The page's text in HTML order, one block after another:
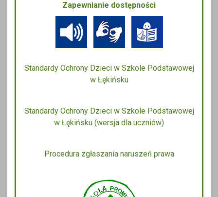
Zapewnianie dostępności
Standardy Ochrony Dzieci w Szkole Podstawowej
w Łękińsku
Standardy Ochrony Dzieci w Szkole Podstawowej
w Łękińsku (wersja dla uczniów)
Procedura zgłaszania naruszeń prawa